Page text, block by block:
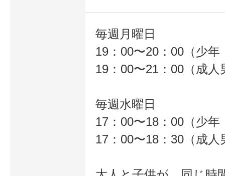
毎週月曜日
19：00〜20：00（少年
19：00〜21：00（成人
毎週水曜日
17：00〜18：00（少年
17：00〜18：30（成人